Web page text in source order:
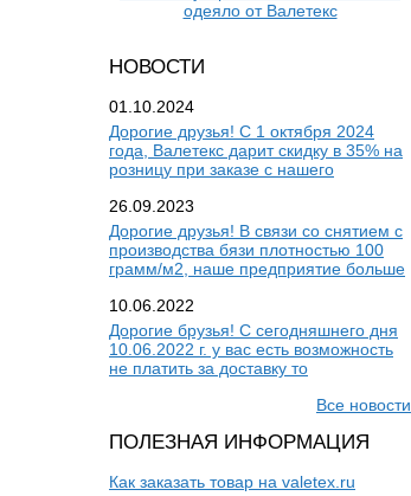
одеяло от Валетекс
НОВОСТИ
01.10.2024
Дорогие друзья! С 1 октября 2024
года, Валетекс дарит скидку в 35% на
розницу при заказе с нашего
26.09.2023
Дорогие друзья! В связи со снятием с
производства бязи плотностью 100
грамм/м2, наше предприятие больше
10.06.2022
Дорогие брузья! С сегодняшнего дня
10.06.2022 г. у вас есть возможность
не платить за доставку то
Все новости
ПОЛЕЗНАЯ ИНФОРМАЦИЯ
Как заказать товар на valetex.ru